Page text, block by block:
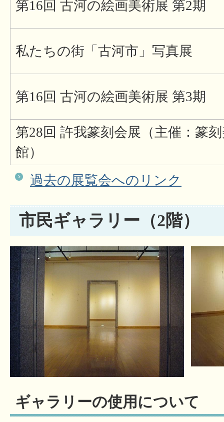
第16回 古河の絵画美術展 第2期
私たちの街「古河市」写真展
第16回 古河の絵画美術展 第3期
第28回 許我篆刻会展（主催：篆
館）
過去の展覧会へのリンク
市民ギャラリー（2階）
ギャラリーの使用について